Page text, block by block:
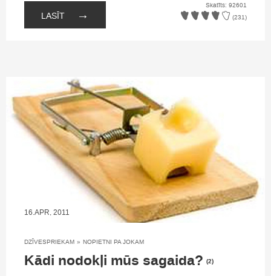
LASĪT →
Skatīts: 92601
(231)
16.APR, 2011
DZĪVESPRIEKAM » NOPIETNI PA JOKAM
Kādi nodokļi mūs sagaida? (2)